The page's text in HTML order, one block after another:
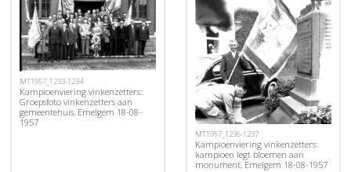
MT1957_1233-1234
Kampioenviering vinkenzetters:
Groepsfoto vinkenzetters aan
gemeentehuis, Emelgem 18-08-
1957
MT1957_1236-1237
Kampioenviering vinkenzetters:
kampioen legt bloemen aan
monument, Emelgem 18-08-1957